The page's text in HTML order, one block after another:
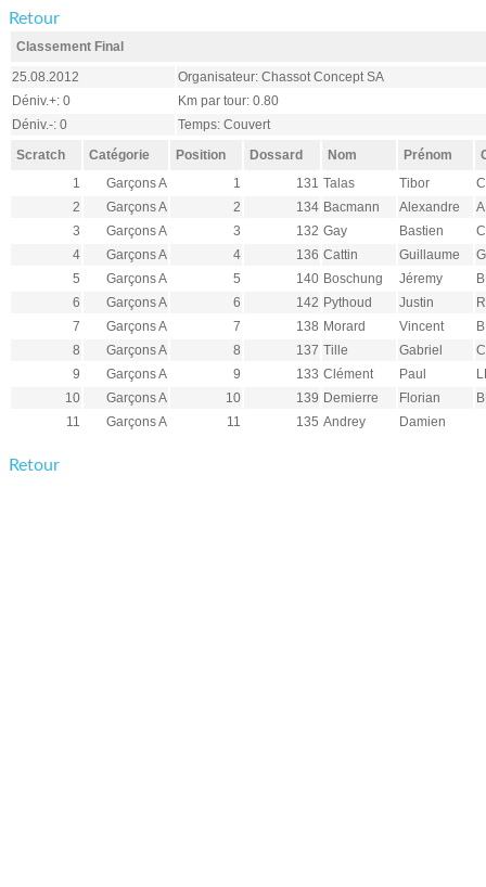
Retour
Classement Final
25.08.2012
Organisateur: Chassot Concept SA
Déniv.+: 0
Km par tour: 0.80
Déniv.-: 0
Temps: Couvert
Scratch
Catégorie Position Dossard Nom Prénom
1
Garçons A 1 131 Talas Tibor
2
Garçons A 2 134 Bacmann Alexandre
3
Garçons A 3 132 Gay Bastien
4
Garçons A 4 136 Cattin Guillaume
5
Garçons A 5 140 Boschung Jéremy
6
Garçons A 6 142 Pythoud Justin
7
Garçons A 7 138 Morard Vincent
8
Garçons A 8 137 Tille Gabriel
9
Garçons A 9 133 Clément Paul
10
Garçons A 10 139 Demierre Florian
11
Garçons A 11 135 Andrey Damien
Retour